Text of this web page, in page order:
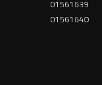
01561639
01561640